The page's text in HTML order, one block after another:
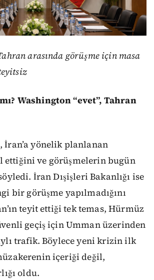
arasında görüşme için masa
Washington “evet”, Tahran
İran’a yönelik planlanan
ettiğini ve görüşmelerin bugün
İran Dışişleri Bakanlığı ise
bir görüşme yapılmadığını
teyit ettiği tek temas, Hürmüz
geçiş için Umman üzerinden
trafik. Böylece yeni krizin ilk
içeriği değil,
oldu.